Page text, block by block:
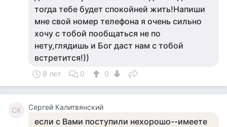
тогда тебе будет спокойней жить!Напиши
мне свой номер телефона я очень сильно
хочу с тобой пообщаться не по
нету,глядишь и Бог даст нам с тобой
встретится!))
8 лет 0 0
СК Сергей Калитвянский
если с Вами поступили нехорошо--имеете